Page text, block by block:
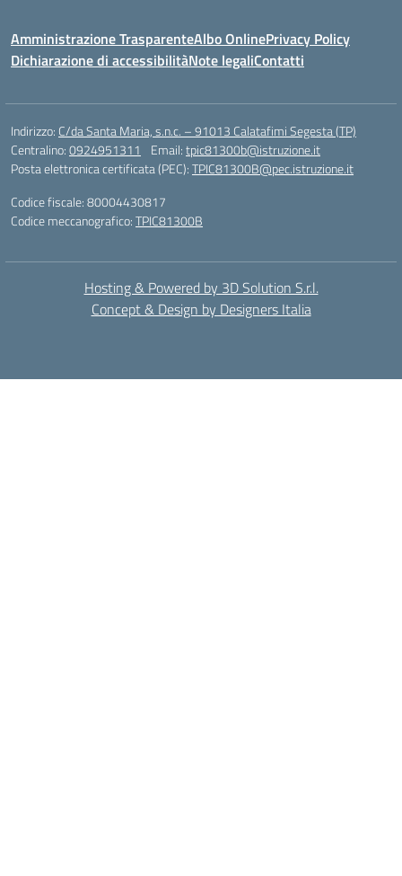
Amministrazione TrasparenteAlbo OnlinePrivacy Policy
Dichiarazione di accessibilitàNote legaliContatti
Indirizzo: C/da Santa Maria, s.n.c. – 91013 Calatafimi Segesta (TP)
Centralino:0924951311 Email:tpic81300b@istruzione.it
Posta elettronica certificata (PEC):TPIC81300B@pec.istruzione.it
Codice fiscale: 80004430817
Codice meccanografico:TPIC81300B
Hosting & Powered by 3D Solution S.r.l.
Concept & Design by Designers Italia